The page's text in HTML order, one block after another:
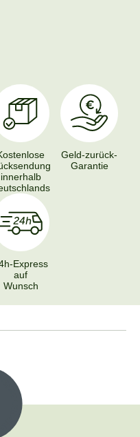
innerhalb
Geld-zurück-
Garantie
Express
auf
Wunsch